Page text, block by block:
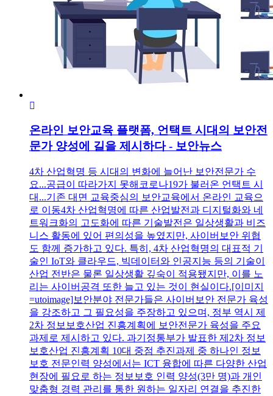
온라인 보안교육 플랫폼, 언택트 시대의 보안전
문가 양성에 길을 제시하다 - 보안뉴스
4차 산업혁명 등 시대의 변화에 늘어난 보안전문가 수
요...공급이 따라가지 못해코로나19가 불러온 언택트 시
대...기존 대면 교육중심의 보안교육에서 온라인 교육으
로 이동4차 산업혁명에 따른 산업발전과 디지털화와 네
트워크화의 고도화에 따른 기술발전은 일상생활과 비즈
니스 활동에 있어 편의성을 높였지만, 사이버보안 위협
도 함께 증가하고 있다. 특히, 4차 산업혁명의 대표적 기
술인 IoT와 클라우드, 빅데이터와 인공지능 등의 기술이
산업 전반은 물론 일상생활 깊숙이 적용됐지만, 이를 노
리는 사이버공격 또한 늘고 있는 것이 현실이다.[이미지
=utoimage]보안분야 전문가들은 사이버보안 전문가 육성
을 강조하고 그 필요성을 주장하고 있으며, 정부 역시 제
2차 정보보호산업 진흥계획에 보안전문가 육성을 주요
과제로 제시하고 있다. 과기정통부가 발표한 제2차 정보
보호산업 진흥계획 10대 중점 추진과제 중 하나인 정보
보호 전문인력 양성에서는 ICT 융합에 따른 다양한 산업
현장에 필요로 하는 정보보호 인력 양성(3만 명)과 개인
맞춤형 경력 관리를 통한 원하는 일자리 연결을 추진한